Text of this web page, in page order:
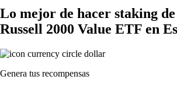
Lo mejor de hacer staking
Russell 2000 Value ETF en
Genera tus recompensas